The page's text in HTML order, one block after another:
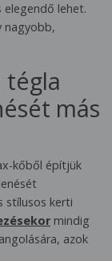
elegendő lehet.
nagyobb,
tégla
más
kőből építjük
stílusos kerti
mindig
azok